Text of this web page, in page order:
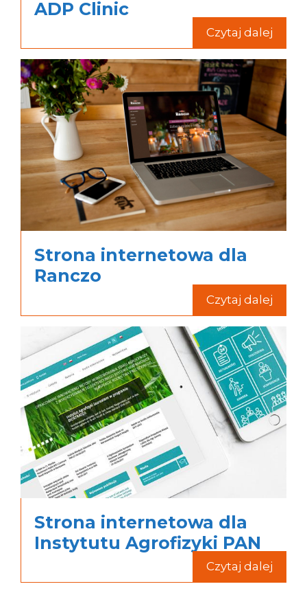
ADP Clinic
Czytaj dalej
Strona internetowa dla
Ranczo
Czytaj dalej
Strona internetowa dla
Instytutu Agrofizyki PAN
Czytaj dalej